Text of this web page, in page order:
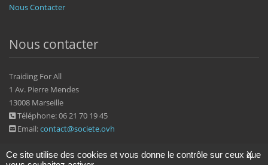
Nous Contacter
Nous contacter
Traiding For All
1 Av. Pierre Mendes
13008 Marseille
Téléphone: 06 21 70 19 45
Email:contact@societe.ovh
X
Ce site utilise des cookies et vous donne le contrôle sur ceux que